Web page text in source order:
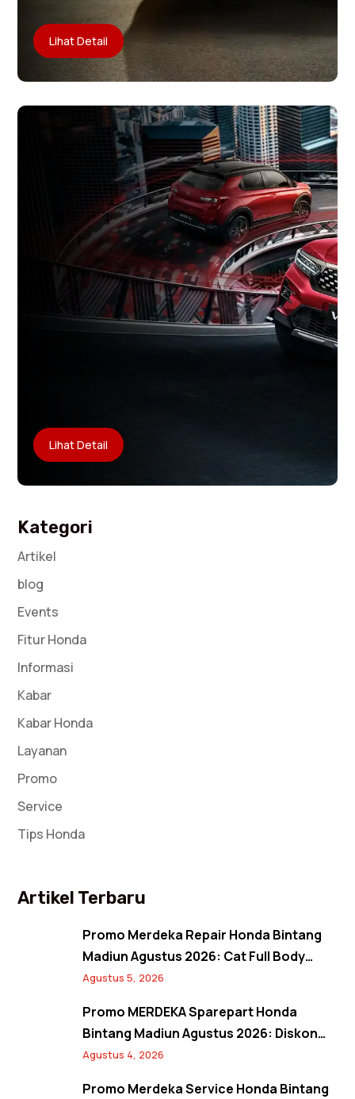
Lihat Detail
Lihat Detail
Kategori
Artikel
blog
Events
Fitur Honda
Informasi
Kabar
Kabar Honda
Layanan
Promo
Service
Tips Honda
Artikel Terbaru
Promo Merdeka Repair Honda Bintang
Madiun Agustus 2026: Cat Full Body
Mulai 12 Jutaan, Diskon Cat Spion 17%,
Agustus 5, 2026
Promo MERDEKA Sparepart Honda
Bintang Madiun Agustus 2026: Diskon
Ban & Aki Orisinal 10% Plus Gratis
Agustus 4, 2026
Promo Merdeka Service Honda Bintang